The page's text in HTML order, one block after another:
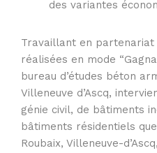
des variantes
Travaillant en
réalisées en mode
bureau d’études béton
Villeneuve d’Ascq,
génie civil, de bâtiments
bâtiments résidentiels
Roubaix, Villeneuve-